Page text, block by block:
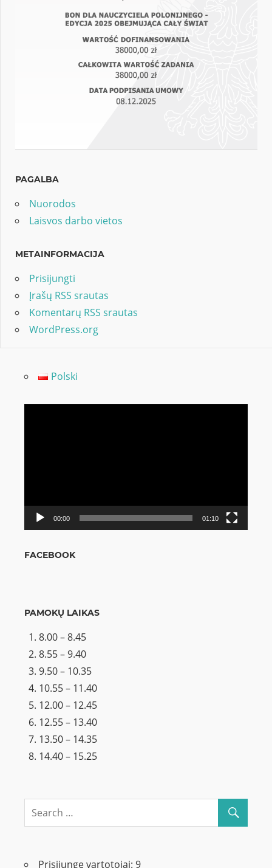
PAGALBA
Nuorodos
Laisvos darbo vietos
METAINFORMACIJA
Prisijungti
Įrašų RSS srautas
Komentarų RSS srautas
WordPress.org
Polski
00:00 01:10
FACEBOOK
PAMOKŲ LAIKAS
8.00 – 8.45
8.55 – 9.40
9.50 – 10.35
10.55 – 11.40
12.00 – 12.45
12.55 – 13.40
13.50 – 14.35
14.40 – 15.25
Prisijungę vartotojai: 9